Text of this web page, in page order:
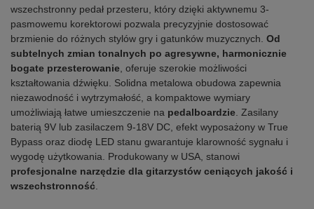
wszechstronny pedał przesteru, który dzięki aktywnemu 3-
pasmowemu korektorowi pozwala precyzyjnie dostosować
brzmienie do różnych stylów gry i gatunków muzycznych. Od
subtelnych zmian tonalnych po agresywne, harmonicznie
bogate przesterowanie, oferuje szerokie możliwości
kształtowania dźwięku. Solidna metalowa obudowa zapewnia
niezawodność i wytrzymałość, a kompaktowe wymiary
umożliwiają łatwe umieszczenie na pedalboardzie. Zasilany
baterią 9V lub zasilaczem 9-18V DC, efekt wyposażony w True
Bypass oraz diodę LED stanu gwarantuje klarowność sygnału i
wygodę użytkowania. Produkowany w USA, stanowi
profesjonalne narzędzie dla gitarzystów ceniących jakość i
wszechstronność.